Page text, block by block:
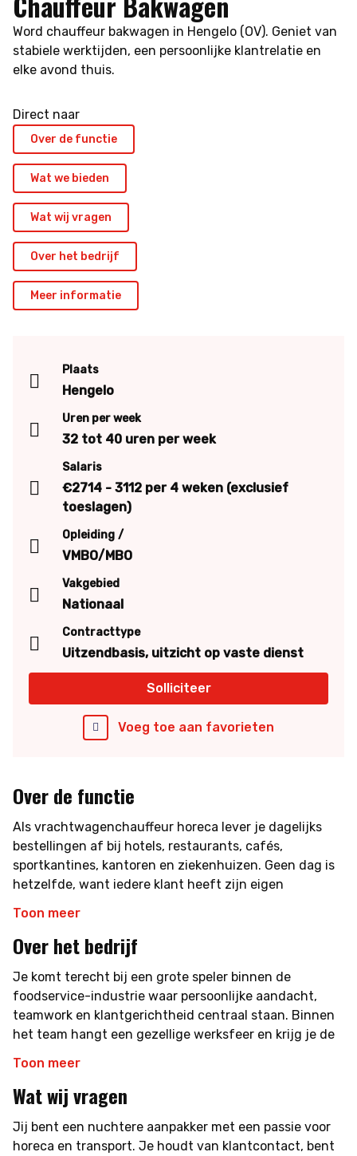
Word chauffeur bakwagen in Hengelo (OV). Geniet van
stabiele werktijden, een persoonlijke klantrelatie en
elke avond thuis.
Direct naar
Over de functie
Wat we bieden
Wat wij vragen
Over het bedrijf
Meer informatie
Plaats
Hengelo
Uren per week
32 tot 40 uren per week
Salaris
€2714 - 3112 per 4 weken (exclusief
toeslagen)
Opleiding
VMBO/MBO
Vakgebied
Nationaal
Contracttype
Uitzendbasis, uitzicht op vaste dienst
Solliciteer
Voeg toe aan favorieten
Over de functie
Als vrachtwagenchauffeur horeca lever je dagelijks
bestellingen af bij hotels, restaurants, cafés,
sportkantines, kantoren en ziekenhuizen. Geen dag is
hetzelfde, want iedere klant heeft zijn eigen
uur en eindigt, afhankelijk van het seizoen, tussen
14:00 en 18:00 uur.
Jouw werkzaamheden:
Laden en vervoeren van horecaproducten
Bezoeken van diverse horecagelegenheden
Werken als visitekaartje van het bedrijf
Toon meer
Over het bedrijf
Je komt terecht bij een grote speler binnen de
foodservice-industrie waar persoonlijke aandacht,
teamwork en klantgerichtheid centraal staan. Binnen
het team hangt een gezellige werksfeer en krijg je de
Toon meer
Wat wij vragen
Jij bent een nuchtere aanpakker met een passie voor
horeca en transport. Je houdt van klantcontact, bent